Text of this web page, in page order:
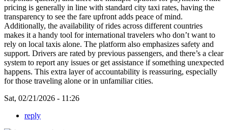
pricing is generally in line with standard city taxi rates, having the
transparency to see the fare upfront adds peace of mind.
Additionally, the availability of rides across different countries
makes it a handy tool for international travelers who don’t want to
rely on local taxis alone. The platform also emphasizes safety and
support. Drivers are rated by previous passengers, and there’s a clear
system to report any issues or get assistance if something unexpected
happens. This extra layer of accountability is reassuring, especially
for those traveling alone or in unfamiliar cities.
Sat, 02/21/2026 - 11:26
reply